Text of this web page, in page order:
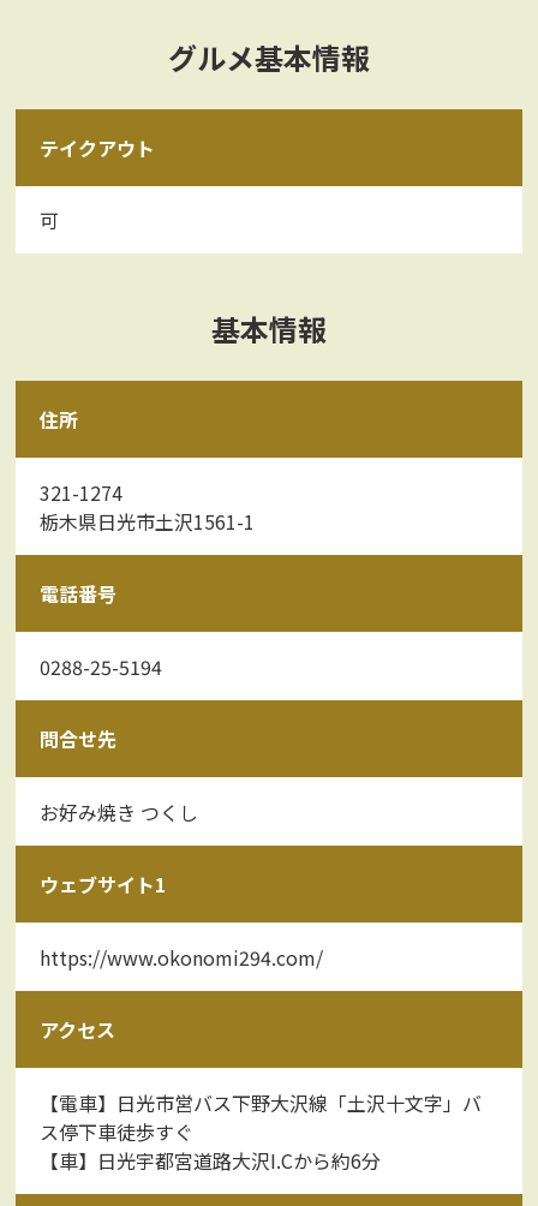
グルメ基本情報
テイクアウト
可
基本情報
住所
321-1274
栃木県日光市土沢1561-1
電話番号
0288-25-5194
問合せ先
お好み焼き つくし
ウェブサイト1
https://www.okonomi294.com/
アクセス
【電車】日光市営バス下野大沢線「土沢十文字」バ
ス停下車徒歩すぐ
【車】日光宇都宮道路大沢I.Cから約6分